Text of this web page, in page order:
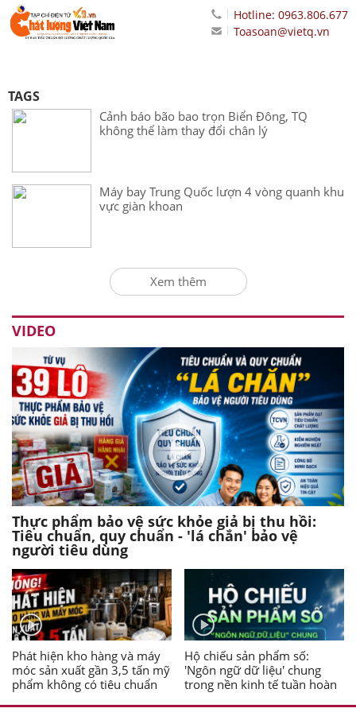
Hotline: 0963.806.677
Toasoan@vietq.vn
TAGS
Cảnh báo bão bao trọn Biển Đông, TQ
không thể làm thay đổi chân lý
Máy bay Trung Quốc lượn 4 vòng quanh khu
vực giàn khoan
Xem thêm
VIDEO
Thực phẩm bảo vệ sức khỏe giả bị thu hồi:
Tiêu chuẩn, quy chuẩn - 'lá chắn' bảo vệ
người tiêu dùng
Phát hiện kho hàng và máy
móc sản xuất gần 3,5 tấn mỹ
phẩm không có tiêu chuẩn
Hộ chiếu sản phẩm số:
'Ngôn ngữ dữ liệu' chung
trong nền kinh tế tuần hoàn